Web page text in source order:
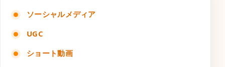
ソーシャルメディア
UGC
ショート動画